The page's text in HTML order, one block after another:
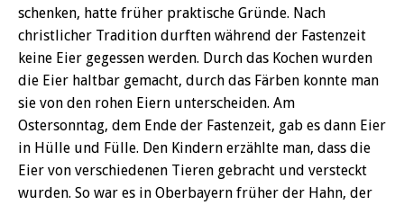
schenken, hatte früher praktische Gründe. Nach
christlicher Tradition durften während der Fastenzeit
keine Eier gegessen werden. Durch das Kochen wurden
die Eier haltbar gemacht, durch das Färben konnte man
sie von den rohen Eiern unterscheiden. Am
Ostersonntag, dem Ende der Fastenzeit, gab es dann Eier
in Hülle und Fülle. Den Kindern erzählte man, dass die
Eier von verschiedenen Tieren gebracht und versteckt
wurden. So war es in Oberbayern früher der Hahn, der